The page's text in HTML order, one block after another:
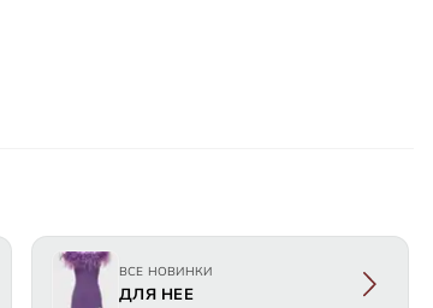
ВСЕ НОВИНКИ
ДЛЯ НЕЕ